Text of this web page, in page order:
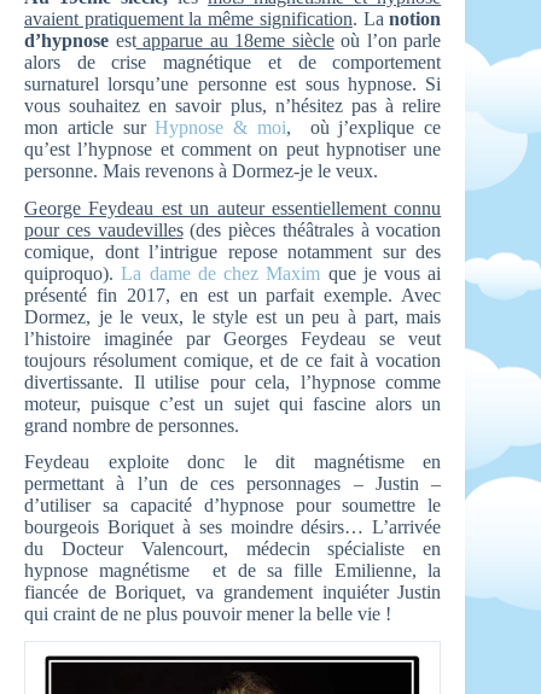
avaient pratiquement la même signification. Lanotion
d’hypnose estapparue au 18eme siècleoù l’on parle
alors de crise magnétique et de comportement
surnaturel lorsqu’une personne est sous hypnose. Si
vous souhaitez en savoir plus, n’hésitez pas à relire
mon article surHypnose & moi, où j’explique ce
qu’est l’hypnose et comment on peut hypnotiser une
personne. Mais revenons à Dormez-je le veux.
George Feydeau est un auteur essentiellement connu
pour ces vaudevilles(des pièces théâtrales à vocation
comique, dont l’intrigue repose notamment sur des
quiproquo).La dame de chez Maxim que je vous ai
présenté fin 2017, en est un parfait exemple. Avec
Dormez, je le veux, le style est un peu à part, mais
l’histoire imaginée par Georges Feydeau se veut
toujours résolument comique, et de ce fait à vocation
divertissante. Il utilise pour cela, l’hypnose comme
moteur, puisque c’est un sujet qui fascine alors un
grand nombre de personnes.
Feydeau exploite donc le dit magnétisme en
permettant à l’un de ces personnages – Justin –
d’utiliser sa capacité d’hypnose pour soumettre le
bourgeois Boriquet à ses moindre désirs… L’arrivée
du Docteur Valencourt, médecin spécialiste en
hypnose magnétisme et de sa fille Emilienne, la
fiancée de Boriquet, va grandement inquiéter Justin
qui craint de ne plus pouvoir mener la belle vie !